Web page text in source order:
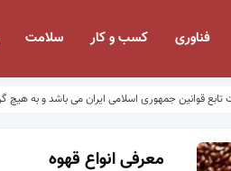
فناوری کسب و کار سلامت
قوانین جمهوری اسلامی ایران می باشد و به هیچ
معرفی انواع قهوه